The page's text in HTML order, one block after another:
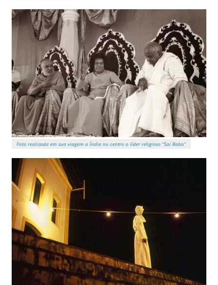
Foto realizada em sua viagem a Índia no centro o líder religioso “Sai Baba“